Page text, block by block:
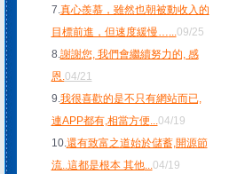
7.真心羨慕，雖然也朝被動收入的
目標前進，但速度緩慢…...09/25
8.謝謝您, 我們會繼續努力的, 感
恩.04/21
9.我很喜歡的是不只有網站而已,
連APP都有,相當方便...04/19
10.還有致富之道始於儲蓄,開源節
流..這都是根本 其他...04/19